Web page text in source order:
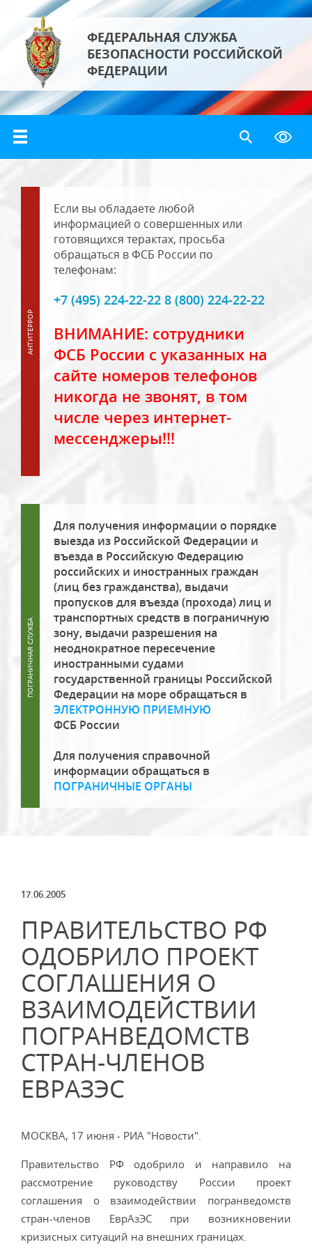
ФЕДЕРАЛЬНАЯ СЛУЖБА
БЕЗОПАСНОСТИ РОССИЙСКОЙ
ФЕДЕРАЦИИ
Если вы обладаете любой
информацией о совершенных или
готовящихся терактах, просьба
обращаться в ФСБ России по
телефонам:
+7 (495) 224-22-22 8 (800) 224-22-22
ВНИМАНИЕ: сотрудники
ФСБ России с указанных на
сайте номеров телефонов
никогда не звонят, в том
числе через интернет-
мессенджеры!!!
Для получения информации о порядке
выезда из Российской Федерации и
въезда в Российскую Федерацию
российских и иностранных граждан
(лиц без гражданства), выдачи
пропусков для въезда (прохода) лиц и
транспортных средств в пограничную
зону, выдачи разрешения на
неоднократное пересечение
иностранными судами
государственной границы Российской
Федерации на море обращаться в
ЭЛЕКТРОННУЮ ПРИЕМНУЮ
ФСБ России
Для получения справочной
информации обращаться в
ПОГРАНИЧНЫЕ ОРГАНЫ
17.06.2005
ПРАВИТЕЛЬСТВО РФ
ОДОБРИЛО ПРОЕКТ
СОГЛАШЕНИЯ О
ВЗАИМОДЕЙСТВИИ
ПОГРАНВЕДОМСТВ
СТРАН-ЧЛЕНОВ
ЕВРАЗЭС
МОСКВА, 17 июня - РИА "Новости".
Правительство РФ одобрило и направило на
рассмотрение руководству России проект
соглашения о взаимодействии погранведомств
стран-членов ЕврАзЭС при возникновении
кризисных ситуаций на внешних границах.